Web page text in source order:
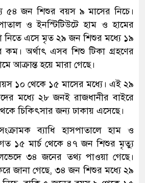
জন শিশুর বয়স ৯ মাসের নিচে।
ও ইনস্টিটিউটে হাম ও হামের
নিতে এসে মৃত ২৯ জন শিশুর মধ্যে ১৯
অর্থাৎ এসব শিশু টিকা গ্রহণের
আক্রান্ত হয়ে মারা গেছে।
১০ থেকে ১৫ মাসের মধ্যে। এই ২৯
মধ্যে ২৮ জনই রাজধানীর বাইরে
চিকিৎসার জন্য ঢাকায় এসেছে।
ব্যাধি হাসপাতালে হাম ও
১৫ মার্চ থেকে ৪৭ জন শিশুর মৃত্যু
৩৪ জনের তথ্য পাওয়া গেছে।
জানা গেছে, ৩৪ জন শিশুর মধ্যে ২৯